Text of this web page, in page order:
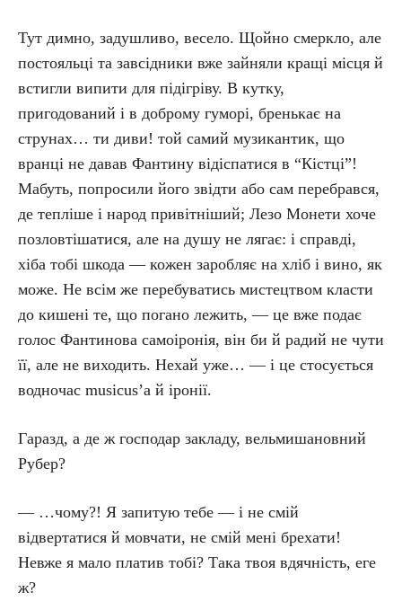
Тут димно, задушливо, весело. Щойно смеркло, але
постояльці та завсідники вже зайняли кращі місця й
встигли випити для підігріву. В кутку,
пригодований і в доброму гуморі, бренькає на
струнах… ти диви! той самий музикантик, що
вранці не давав Фантину відіспатися в “Кістці”!
Мабуть, попросили його звідти або сам перебрався,
де тепліше і народ привітніший; Лезо Монети хоче
позловтішатися, але на душу не лягає: і справді,
хіба тобі шкода — кожен заробляє на хліб і вино, як
може. Не всім же перебуватись мистецтвом класти
до кишені те, що погано лежить, — це вже подає
голос Фантинова самоіронія, він би й радий не чути
її, але не виходить. Нехай уже… — і це стосується
водночас musicus’a й іронії.
Гаразд, а де ж господар закладу, вельмишановний
Рубер?
— …чому?! Я запитую тебе — і не смій
відвертатися й мовчати, не смій мені брехати!
Невже я мало платив тобі? Така твоя вдячність, еге
ж?